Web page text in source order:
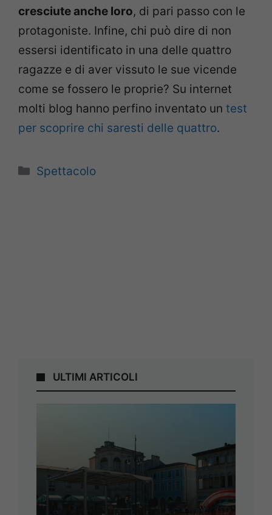
cresciute anche loro, di pari passo con le
protagoniste. Infine, chi può dire di non
essersi identificato in una delle quattro
ragazze e di aver vissuto le sue vicende
come se fossero le proprie? Su internet
molti blog hanno perfino inventato un test
per scoprire chi saresti delle quattro.
Categorie
Spettacolo
ULTIMI ARTICOLI